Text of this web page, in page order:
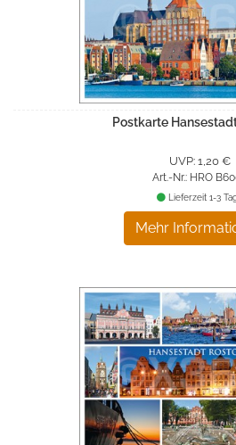
Postkarte
UVP: 1,20 €
Art.-Nr.: HRO
Mehr
Lieferzeit 1-3